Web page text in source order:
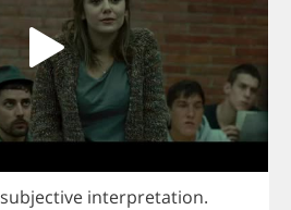
subjective interpretation.